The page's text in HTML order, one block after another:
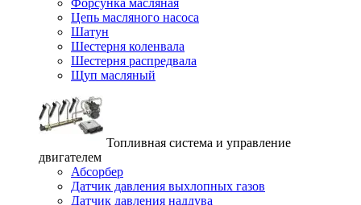
Форсунка масляная
Цепь масляного насоса
Шатун
Шестерня коленвала
Шестерня распредвала
Щуп масляный
Топливная система и управление
двигателем
Абсорбер
Датчик давления выхлопных газов
Датчик давления наддува